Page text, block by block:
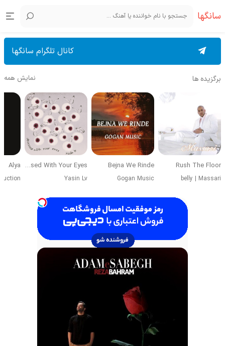
سانگها
کانال تلگرام سانگها
برگزیده ها نمایش همه
Rush The Floor
belly | Massari
Bejna We Rinde
Gogan Music
Obsessed With Your Eyes
Yasin Lv
Alya